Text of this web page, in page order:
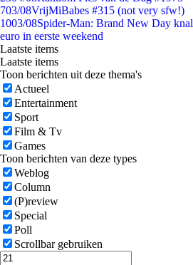
703/08VrijMiBabes #315 (not very sfw!)
1003/08Spider-Man: Brand New Day
euro in eerste weekend
Laatste items
Laatste items
Toon berichten uit deze thema's
Actueel
Entertainment
Sport
Film & Tv
Games
Toon berichten van deze types
Weblog
Column
(P)review
Special
Poll
Scrollbar gebruiken